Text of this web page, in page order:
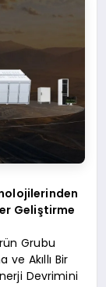
Geliştirme
Grubu
Akıllı Bir
Devrimini